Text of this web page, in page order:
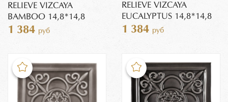
RELIEVE VIZCAYA
BAMBOO 14,8*14,8
1 384 руб
RELIEVE VIZCAYA
EUCALYPTUS 14,8*14,8
1 384 руб